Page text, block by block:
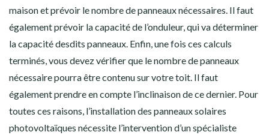
maison et prévoir le nombre de panneaux nécessaires. Il faut
également prévoir la capacité de l’onduleur, qui va déterminer
la capacité desdits panneaux. Enfin, une fois ces calculs
terminés, vous devez vérifier que le nombre de panneaux
nécessaire pourra être contenu sur votre toit. Il faut
également prendre en compte l’inclinaison de ce dernier. Pour
toutes ces raisons, l’installation des panneaux solaires
photovoltaïques nécessite l’intervention d’un spécialiste